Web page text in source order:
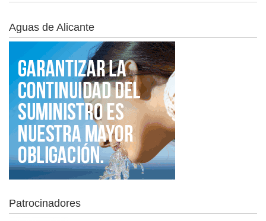
Aguas de Alicante
Patrocinadores